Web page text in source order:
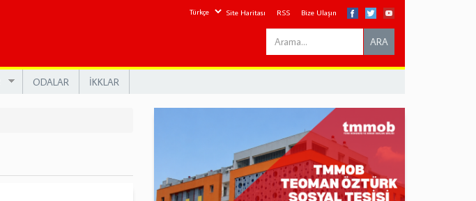
Site Haritası RSS Bize Ulaşın
Search
this
ARA
ODALAR İKKLAR